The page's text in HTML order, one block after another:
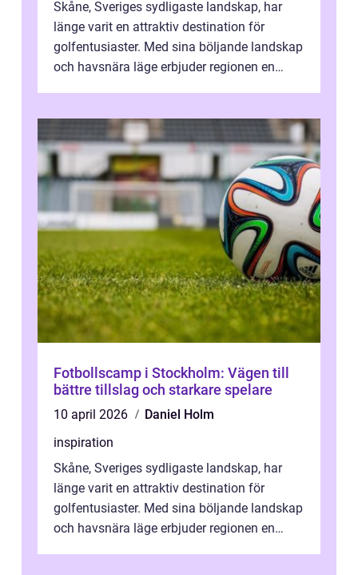
Skåne, Sveriges sydligaste landskap, har
länge varit en attraktiv destination för
golfentusiaster. Med sina böljande landskap
och havsnära läge erbjuder regionen en
Fotbollscamp i Stockholm: Vägen till
bättre tillslag och starkare spelare
10 april 2026
Daniel Holm
inspiration
Skåne, Sveriges sydligaste landskap, har
länge varit en attraktiv destination för
golfentusiaster. Med sina böljande landskap
och havsnära läge erbjuder regionen en